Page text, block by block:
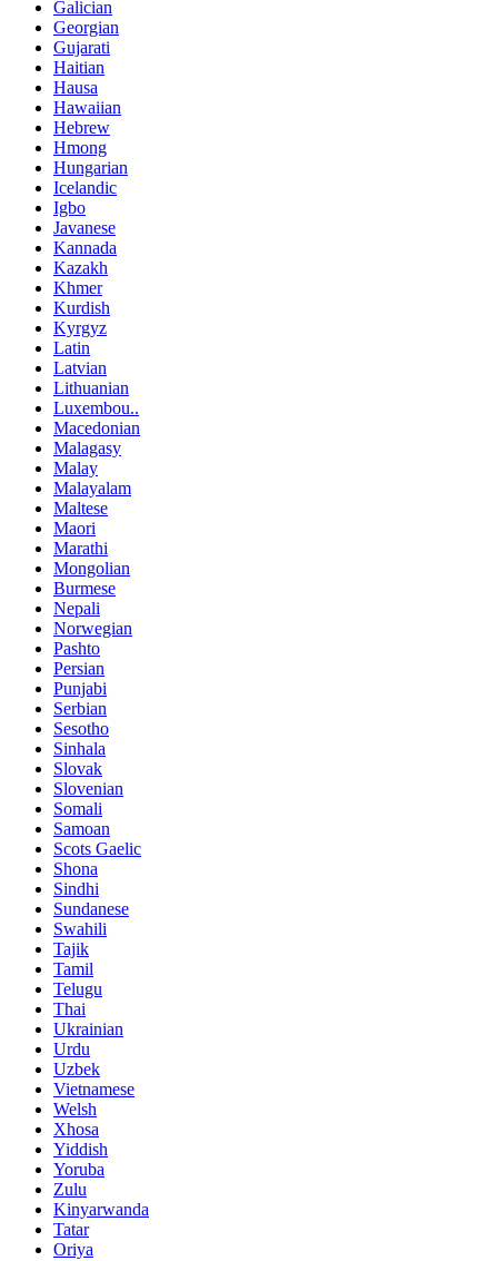
Galician
Georgian
Gujarati
Haitian
Hausa
Hawaiian
Hebrew
Hmong
Hungarian
Icelandic
Igbo
Javanese
Kannada
Kazakh
Khmer
Kurdish
Kyrgyz
Latin
Latvian
Lithuanian
Luxembou..
Macedonian
Malagasy
Malay
Malayalam
Maltese
Maori
Marathi
Mongolian
Burmese
Nepali
Norwegian
Pashto
Persian
Punjabi
Serbian
Sesotho
Sinhala
Slovak
Slovenian
Somali
Samoan
Scots Gaelic
Shona
Sindhi
Sundanese
Swahili
Tajik
Tamil
Telugu
Thai
Ukrainian
Urdu
Uzbek
Vietnamese
Welsh
Xhosa
Yiddish
Yoruba
Zulu
Kinyarwanda
Tatar
Oriya